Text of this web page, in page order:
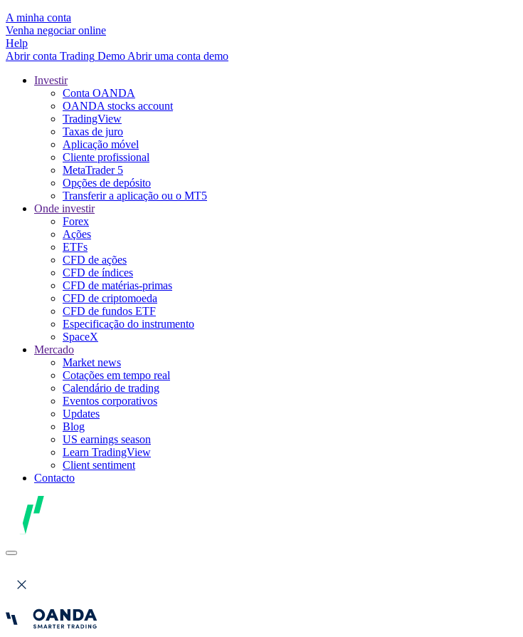
A minha conta
Venha negociar online
Help
Abrir conta Trading Demo Abrir uma conta demo
Investir
Conta OANDA
OANDA stocks account
TradingView
Taxas de juro
Aplicação móvel
Cliente profissional
MetaTrader 5
Opções de depósito
Transferir a aplicação ou o MT5
Onde investir
Forex
Ações
ETFs
CFD de ações
CFD de índices
CFD de matérias-primas
CFD de criptomoeda
CFD de fundos ETF
Especificação do instrumento
SpaceX
Mercado
Market news
Cotações em tempo real
Calendário de trading
Eventos corporativos
Updates
Blog
US earnings season
Learn TradingView
Client sentiment
Contacto